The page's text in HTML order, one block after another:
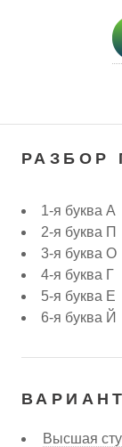
РАЗБОР
1-я буква А
2-я буква П
3-я буква О
4-я буква Г
5-я буква Е
6-я буква Й
Высшая